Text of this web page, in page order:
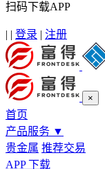
扫码下载APP
| | 登录 | 注册
×
首页
产品服务 ▼
贵金属 推荐交易
APP 下载